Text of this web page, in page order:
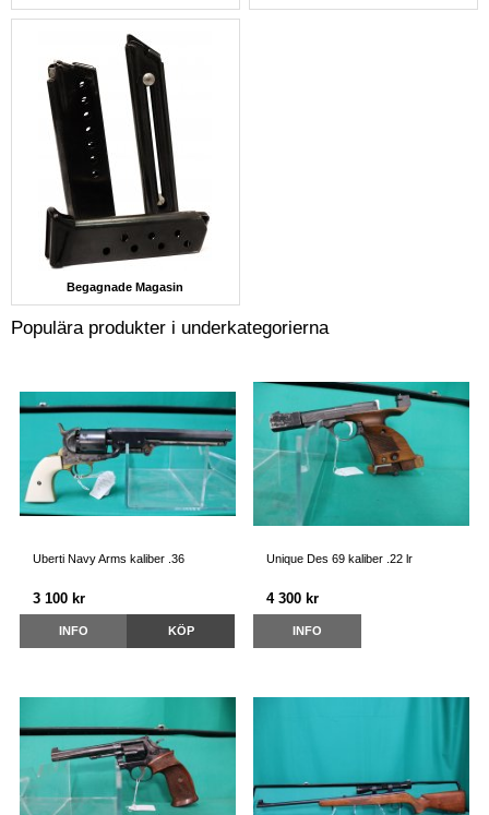
Begagnade Magasin
Populära produkter i underkategorierna
Uberti Navy Arms kaliber .36
3 100 kr
INFO KÖP
Unique Des 69 kaliber .22 lr
4 300 kr
INFO